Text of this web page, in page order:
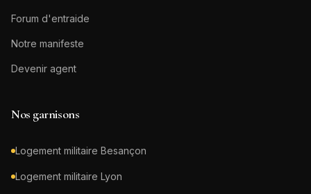
Forum d'entraide
Notre manifeste
Devenir agent
Nos garnisons
Logement militaire Besançon
Logement militaire Lyon